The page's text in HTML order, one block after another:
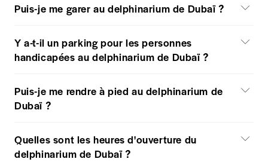
Puis-je me garer au delphinarium de Dubaï ?
Y a-t-il un parking pour les personnes
handicapées au delphinarium de Dubaï ?
Puis-je me rendre à pied au delphinarium de
Dubaï ?
Quelles sont les heures d'ouverture du
delphinarium de Dubaï ?